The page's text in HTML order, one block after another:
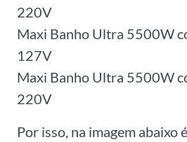
220V
Maxi Banho Ultra 5500W
127V
Maxi Banho Ultra 5500W
220V
Por isso, na imagem abaixo